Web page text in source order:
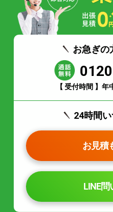
お急ぎの
【 受付時間 】
24時間
お見積
LINE